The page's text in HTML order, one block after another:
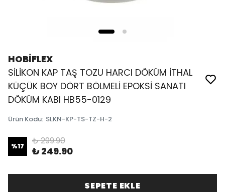
HOBİFLEX
SİLİKON KAP TAŞ TOZU HARCI DÖKÜM İTHAL
KÜÇÜK BOY DÖRT BÖLMELİ EPOKSİ SANATI
DÖKÜM KABI HB55-0129
Ürün Kodu: SLKN-KP-TS-TZ-H-2
%17 ₺ 299.90
₺ 249.90
SEPETE EKLE